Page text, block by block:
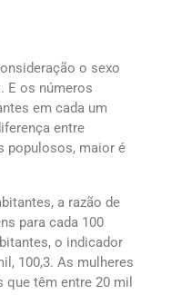
o sexo
E os números
em cada um
entre
populosos, maior é
a razão de
para cada 100
o indicador
100,3. As mulheres
têm entre 20 mil